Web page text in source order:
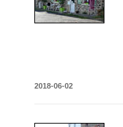
2018-06-02